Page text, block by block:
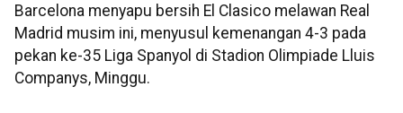
Barcelona menyapu bersih El Clasico melawan Real
Madrid musim ini, menyusul kemenangan 4-3 pada
pekan ke-35 Liga Spanyol di Stadion Olimpiade Lluis
Companys, Minggu.